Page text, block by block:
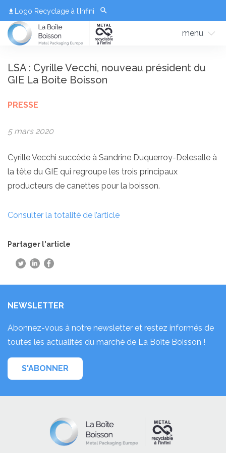
Logo Recyclage à l’Infini
menu
LSA : Cyrille Vecchi, nouveau président du
GIE La Boite Boisson
PRESSE
5 mars 2020
Cyrille Vecchi succède à Sandrine Duquerroy-Delesalle à
la tête du GIE qui regroupe les trois principaux
producteurs de canettes pour la boisson.
Consulter la totalité de l’article
Partager l'article
NEWSLETTER
Abonnez-vous à notre newsletter et restez informés de
toutes les actualités du marché de La Boîte Boisson !
S'ABONNER